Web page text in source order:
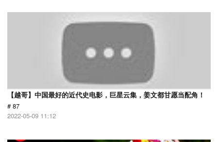
【越哥】中国最好的近代史电影，巨星云集，姜文都甘愿当配角！
# 87
2022-05-09 11:12